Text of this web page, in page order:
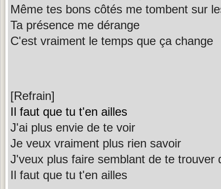
Même tes bons côtés me tombent sur
Ta présence me dérange
C'est vraiment le temps que ça change
[Refrain]
Il faut que tu t'en ailles
J'ai plus envie de te voir
Je veux vraiment plus rien savoir
J'veux plus faire semblant de te trouver
Il faut que tu t'en ailles